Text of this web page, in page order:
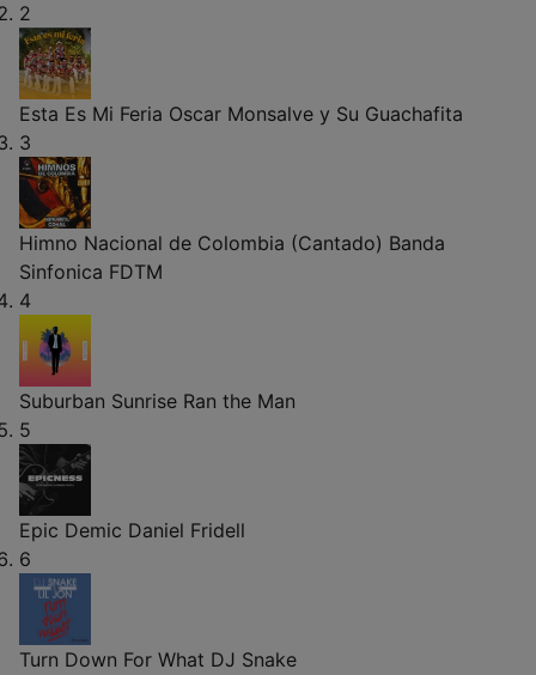
2
Esta Es Mi Feria Oscar Monsalve y Su Guachafita
3
Himno Nacional de Colombia (Cantado) Banda
Sinfonica FDTM
4
Suburban Sunrise Ran the Man
5
Epic Demic Daniel Fridell
6
Turn Down For What DJ Snake